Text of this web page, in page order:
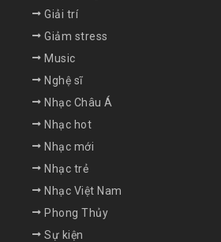
Giải trí
Giảm stress
Music
Nghệ sĩ
Nhạc Châu Á
Nhạc hot
Nhạc mới
Nhạc trẻ
Nhạc Việt Nam
Phong Thủy
Sự kiện